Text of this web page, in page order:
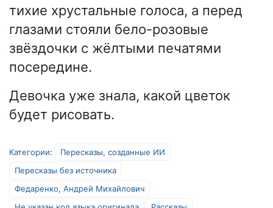
тихие хрустальные голоса, а перед
глазами стояли бело-розовые
звёздочки с жёлтыми печатями
посередине.
Девочка уже знала, какой цветок
будет рисовать.
Категории:
Пересказы, созданные ИИ
Пересказы без источника
Федаренко, Андрей Михайлович